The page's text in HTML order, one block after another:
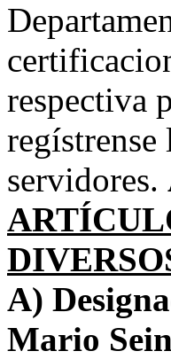
respectiva
servidores.
A)
Mario